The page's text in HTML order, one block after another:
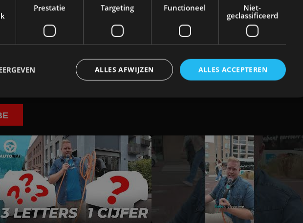
Elektrische Geely E2 (tijdelijk) net zo
goedkoop als een Renault Twingo
4 aug
Prestatie Targeting Functioneel
Niet-
geclassificeerd
ALLES ACCEPTEREN
ALLES AFWIJZEN
Strikt noodzakelijk
cookies maken de kernfunctionaliteiten van de website mogelijk, zoals gebruikersaanmelding en
website kan niet goed worden gebruikt zonder de strikt noodzakelijke cookies.
Aanbieder
/
Domein
Vervaldatum Omschrijving
Cloudflare,
Inc.
.autorai.nl
1 jaar
Deze cookie wordt gebruikt door de CloudFlare-service om
vertrouwd webverkeer te identificeren en alle
beveiligingsbeperkingen op basis van het IP-adres van de bezoeker
te omzeilen. Het is essentieel voor het ondersteunen van de
veiligheid van een website functies en in het bieden van
bescherming tegen kwaadaardige bezoekers.